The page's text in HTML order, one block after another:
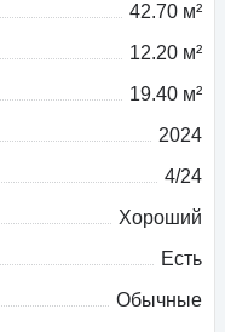
42.70 м²
12.20 м²
19.40 м²
2024
4/24
Хороший
Есть
Обычные